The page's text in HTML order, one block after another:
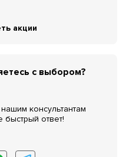
акции
с выбором?
консультантам
быстрый ответ!